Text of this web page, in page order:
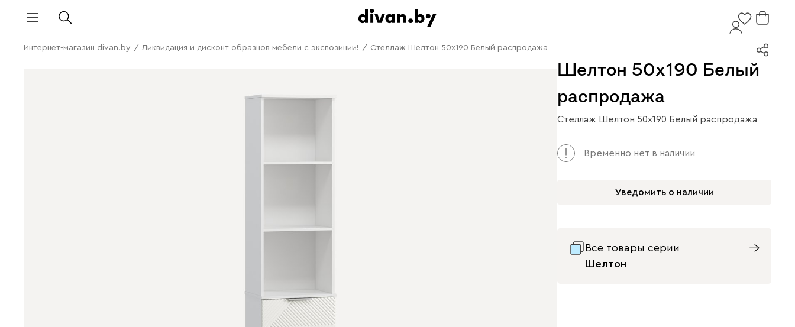
Интернет-магазин divan.by / Ликвидация и дисконт образцов мебели с экспозиции! / Стеллаж Шелтон 50x190 Белый распродажа
Шелтон 50x190 Белый
распродажа
Стеллаж Шелтон 50x190 Белый распродажа
Временно нет в наличии
Уведомить о наличии
Все товары серии
Шелтон